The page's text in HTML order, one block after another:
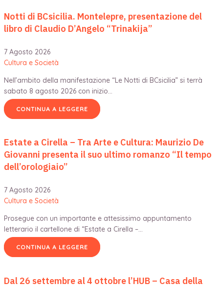
Notti di BCsicilia. Montelepre, presentazione del
libro di Claudio D’Angelo “Trinakija”
7 Agosto 2026
Cultura e Società
Nell’ambito della manifestazione “Le Notti di BCsicilia” si terrà
sabato 8 agosto 2026 con inizio…
CONTINUA A LEGGERE
Estate a Cirella – Tra Arte e Cultura: Maurizio De
Giovanni presenta il suo ultimo romanzo “Il tempo
dell’orologiaio”
7 Agosto 2026
Cultura e Società
Prosegue con un importante e attesissimo appuntamento
letterario il cartellone di “Estate a Cirella –…
CONTINUA A LEGGERE
Dal 26 settembre al 4 ottobre l’HUB – Casa della